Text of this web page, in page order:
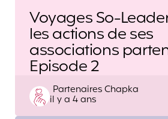
Voyages So-
les actions de ses
associations
Episode 2
Posted
by
Partenaires Chapka
il y a 4 ans